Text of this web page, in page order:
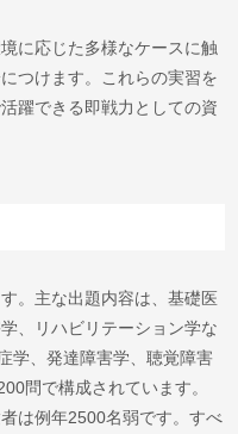
に応じた多様なケースに触
つけます。これらの実習を
躍できる即戦力としての資
。主な出題内容は、基礎医
、リハビリテーション学な
学、発達障害学、聴覚障害
問で構成されています。
は例年2500名弱です。すべ